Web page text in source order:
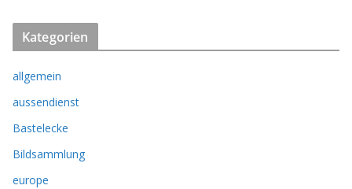
Kategorien
allgemein
aussendienst
Bastelecke
Bildsammlung
europe